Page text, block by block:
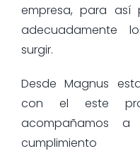
empresa, para así
adecuadamente
surgir.
Desde Magnus
con el este
acompañamos
cumplimiento